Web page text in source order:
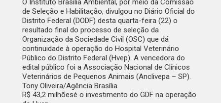
O Instituto Brasília Ambiental, por meio da Comissão
de Seleção e Habilitação, divulgou no Diário Oficial do
Distrito Federal (DODF) desta quarta-feira (22) o
resultado final do processo de seleção da
Organização da Sociedade Civil (OSC) que dá
continuidade à operação do Hospital Veterinário
Público do Distrito Federal (Hvep). A vencedora do
edital público foi a Associação Nacional de Clínicos
Veterinários de Pequenos Animais (Anclivepa – SP).
Tony Oliveira/Agência Brasília
R$ 43,2 milhõesé o investimento do GDF na operação